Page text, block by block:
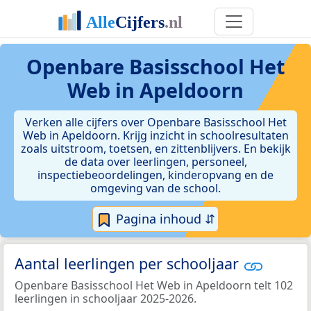
Openbare Basisschool Het
Web in Apeldoorn
Verken alle cijfers over Openbare Basisschool Het
Web in Apeldoorn. Krijg inzicht in schoolresultaten
zoals uitstroom, toetsen, en zittenblijvers. En bekijk
de data over leerlingen, personeel,
inspectiebeoordelingen, kinderopvang en de
omgeving van de school.
Pagina inhoud ⇵
Aantal leerlingen per schooljaar
Openbare Basisschool Het Web in Apeldoorn telt 102
leerlingen in schooljaar 2025-2026.